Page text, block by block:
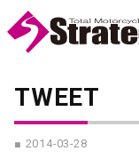
TWEET
■ 2014-03-28